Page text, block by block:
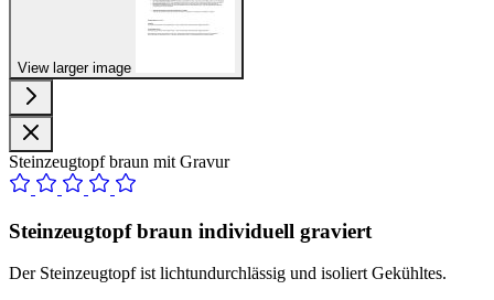
View larger image
Steinzeugtopf braun mit Gravur
Steinzeugtopf braun individuell graviert
Der Steinzeugtopf ist lichtundurchlässig und isoliert Gekühltes.